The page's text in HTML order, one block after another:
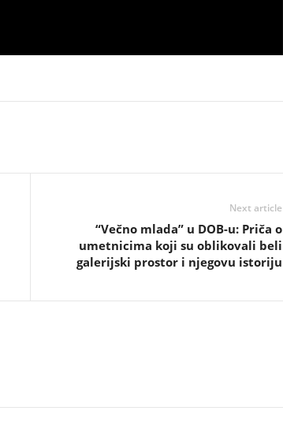
Next article
“Večno mlada” u DOB-u: Priča o
umetnicima koji su oblikovali beli
galerijski prostor i njegovu istoriju